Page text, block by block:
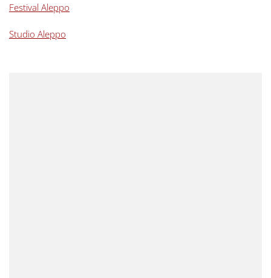
Festival Aleppo
Studio Aleppo